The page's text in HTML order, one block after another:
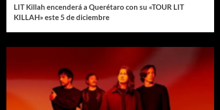
LIT Killah encenderá a Querétaro con su «TOUR LIT
KILLAH» este 5 de diciembre